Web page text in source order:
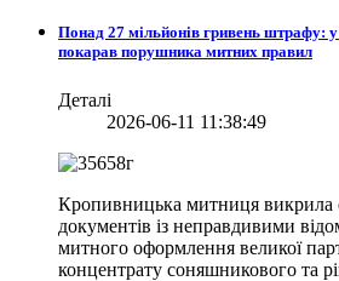
Понад 27 мільйонів гривень штрафу:
покарав порушника митних правил
Деталі
2026-06-11 11:38:49
Кропивницька митниця викрила
документів із неправдивими
митного оформлення великої
концентрату соняшникового та